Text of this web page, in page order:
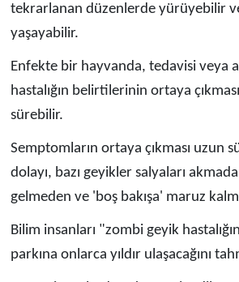
tekrarlanan düzenlerde yürüyebilir
yaşayabilir.
Enfekte bir hayvanda, tedavisi veya
hastalığın belirtilerinin ortaya
sürebilir.
Semptomların ortaya çıkması uzun
dolayı, bazı geyikler salyaları
gelmeden ve 'boş bakışa' maruz
Bilim insanları "zombi geyik
parkına onlarca yıldır ulaşacağını